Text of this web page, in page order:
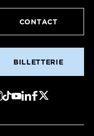
CONTACT
BILLETTERIE